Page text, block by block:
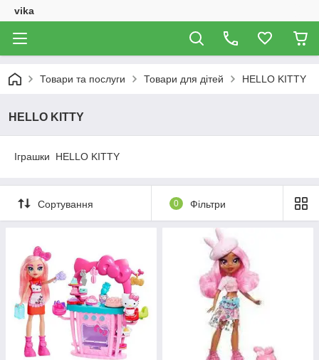
vika
Товари та послуги Товари для дітей HELLO KITTY
HELLO KITTY
Іграшки HELLO KITTY
Сортування 0 Фільтри